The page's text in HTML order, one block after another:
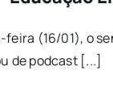
(16/01), o
de podcast [...]